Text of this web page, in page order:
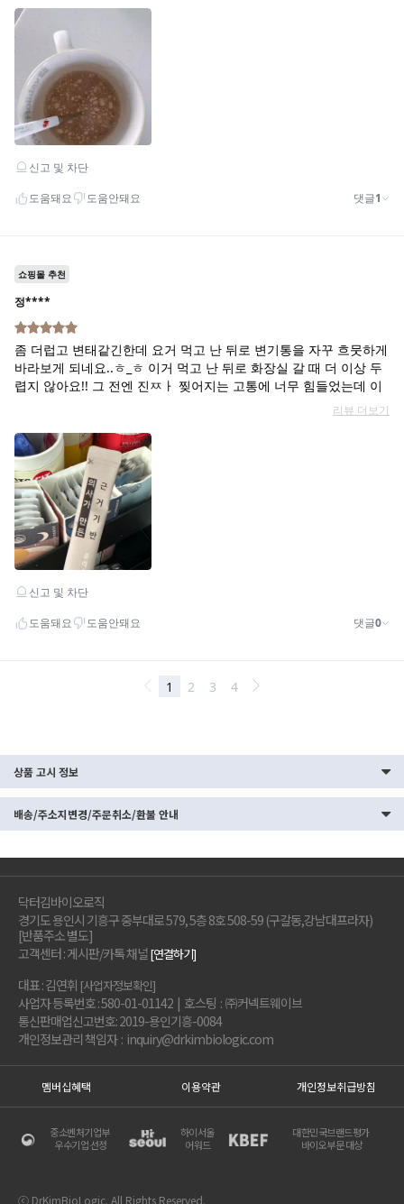
상품 고시 정보
배송/주소지변경/주문취소/환불 안내
닥터김바이오로직
경기도 용인시 기흥구 중부대로 579, 5층 8호 508-59 (구갈동,강남대프라자)
[반품주소 별도]
고객센터 : 게시판/카톡 채널[연결하기]
대표 : 김연휘 [사업자정보확인]
사업자 등록번호 : 580-01-01142 | 호스팅 : ㈜커넥트웨이브
통신판매업신고번호: 2019-용인기흥-0084
개인정보관리 책임자 : inquiry@drkimbiologic.com
멤버십혜택 이용약관 개인정보취급방침
중소벤처기업부
우수기업 선정
하이서울
어워드
대한민국브랜드평가
바이오부문 대상
ⓒ DrKimBioLogic. All Rights Reserved.